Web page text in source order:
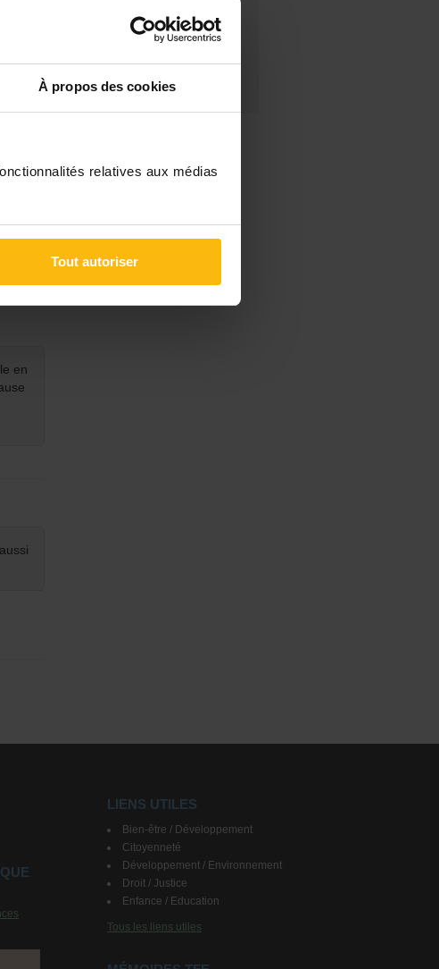
À propos des cookies
relatives aux médias
Tout autoriser
en
TFE en planning familial
Invitation à un colloque de
LIENS UTILES
Bien-être / Développement
Citoyenneté
Développement / Environnement
Droit / Justice
Enfance / Education
Tous les liens utiles